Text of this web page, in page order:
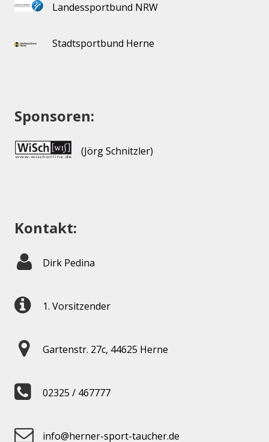
Landessportbund NRW
Stadtsportbund Herne
Sponsoren:
(Jörg Schnitzler)
Kontakt:
Dirk Pedina
1. Vorsitzender
Gartenstr. 27c, 44625 Herne
02325 / 467777
info@herner-sport-taucher.de